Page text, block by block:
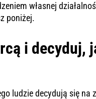
własnej
poniżej.
i decyduj,
ludzie decydują się na